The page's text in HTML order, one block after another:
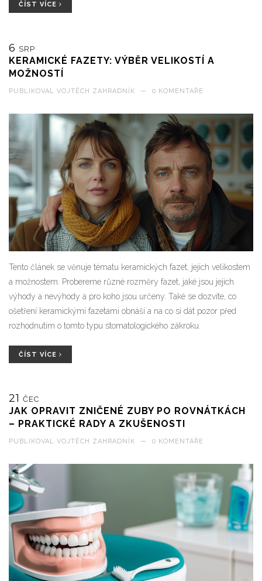
ČÍST VÍCE
6 SRP
KERAMICKÉ FAZETY: VÝBĚR VELIKOSTÍ A
MOŽNOSTÍ
PUBLIKOVAL VOJTĚCH ZAHRADNÍK — 0 KOMENTÁŘE
Tento článek se věnuje tématu keramických fazet, jejich velikostem
a možnostem. Probereme různé rozměry fazet, jaké jsou jejich
výhody a nevýhody a pro koho jsou určeny. Také se dozvíte, co
ošetření keramickými fazetami obnáší a na co si dát pozor před
rozhodnutím o tomto typu stomatologického zákroku.
ČÍST VÍCE
21 ČEC
JAK OPRAVIT ZNIČENÉ ZUBY PO ROVNÁTKÁCH
– PRAKTICKÉ RADY A ZKUŠENOSTI
PUBLIKOVAL VOJTĚCH ZAHRADNÍK — 0 KOMENTÁŘE